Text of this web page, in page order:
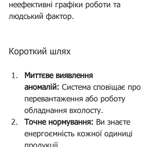
неефективні графіки роботи та
людський фактор.
Короткий шлях
Миттєве виявлення
аномалій: Система сповіщає про
перевантаження або роботу
обладнання вхолосту.
Точне нормування: Ви знаєте
енергоємність кожної одиниці